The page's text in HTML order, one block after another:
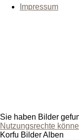
Impressum
Sie haben Bilder
Nutzungsrechte
Korfu Bilder Alben